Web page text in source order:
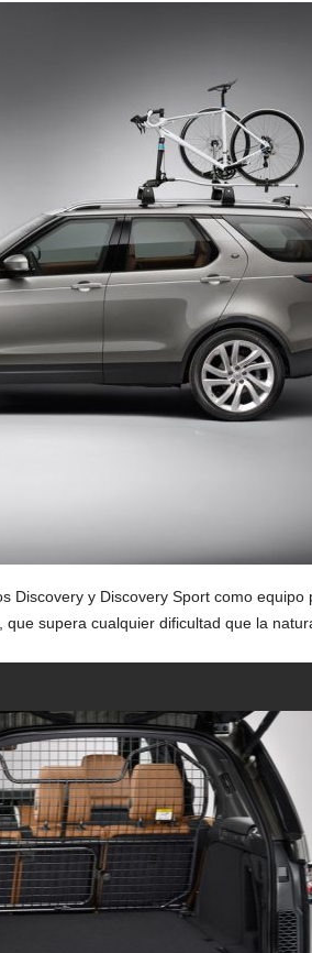
Discovery y Discovery Sport como equipo
supera cualquier dificultad que la